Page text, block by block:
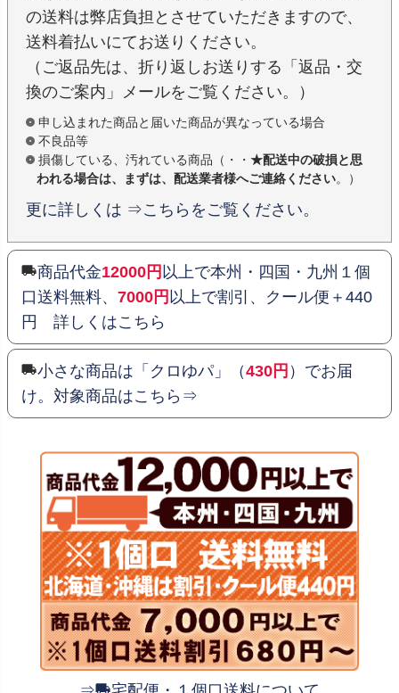
の送料は弊店負担とさせていただきますので、
送料着払いにてお送りください。
（ご返品先は、折り返しお送りする「返品・交
換のご案内」メールをご覧ください。）
申し込まれた商品と届いた商品が異なっている場合
不良品等
損傷している、汚れている商品（・・ ★配送中の破損と思
われる場合は、まずは、配送業者様へご連絡ください。）
更に詳しくは ⇒こちらをご覧ください。
商品代金12000円 以上で本州・四国・九州１個
口送料無料、 7000円 以上で割引、クール便＋440
円 詳しくはこちら
小さな商品は「クロゆパ」（430円 ）でお届
け。対象商品はこちら⇒